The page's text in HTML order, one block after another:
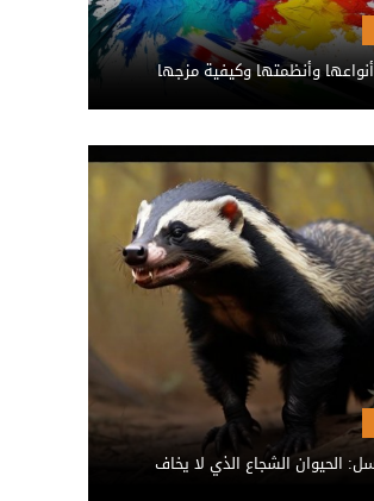
أنواعها وأنظمتها وكيفية مزجها
الحيوان الشجاع الذي لا يخاف